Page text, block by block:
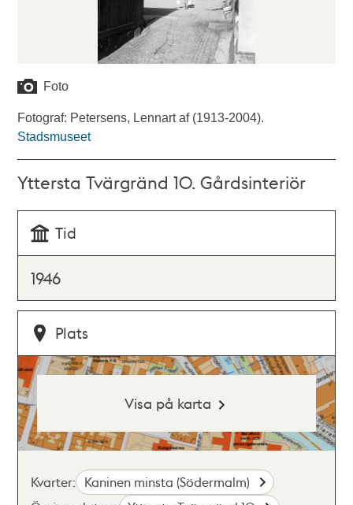
Foto
Fotograf: Petersens, Lennart af (1913-2004).
Stadsmuseet
Yttersta Tvärgränd 10. Gårdsinteriör
Tid
1946
Plats
Visa på karta
Kvarter: Kaninen minsta (Södermalm)